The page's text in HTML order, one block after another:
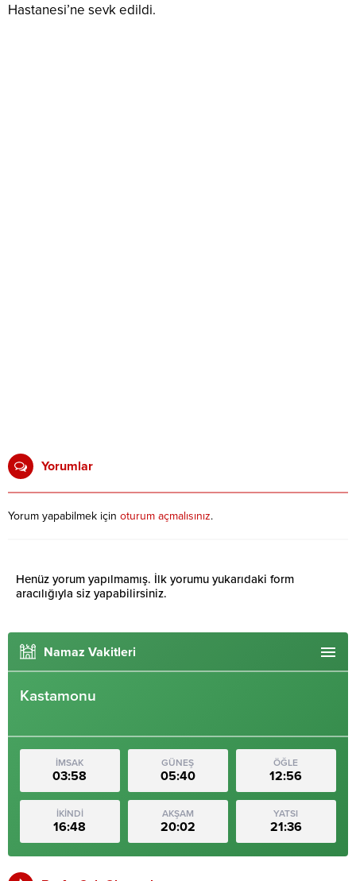
Hastanesi’ne sevk edildi.
Yorumlar
Yorum yapabilmek için oturum açmalısınız.
Henüz yorum yapılmamış. İlk yorumu yukarıdaki form
aracılığıyla siz yapabilirsiniz.
Namaz Vakitleri
Kastamonu
İMSAK
03:58
GÜNEŞ
05:40
ÖĞLE
12:56
İKİNDİ
16:48
AKŞAM
20:02
YATSI
21:36